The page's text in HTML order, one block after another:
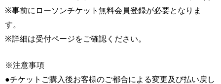
※事前にローソンチケット無料会員登録が必要となりま
す。
※詳細は受付ページをご確認ください。
※注意事項
●チケットご購入後お客様のご都合による変更及び払い戻し